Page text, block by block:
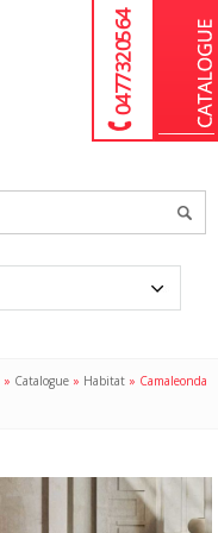
04 77 32 05 64
» Catalogue » Habitat » Camaleonda